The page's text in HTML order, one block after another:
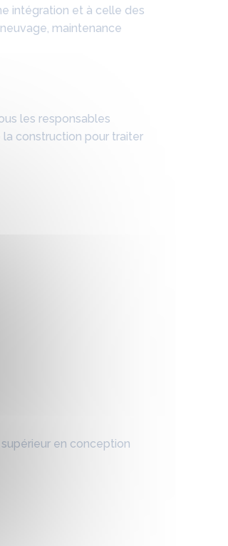
intégration et à celle des
maintenance
les responsables
construction pour traiter
supérieur en conception